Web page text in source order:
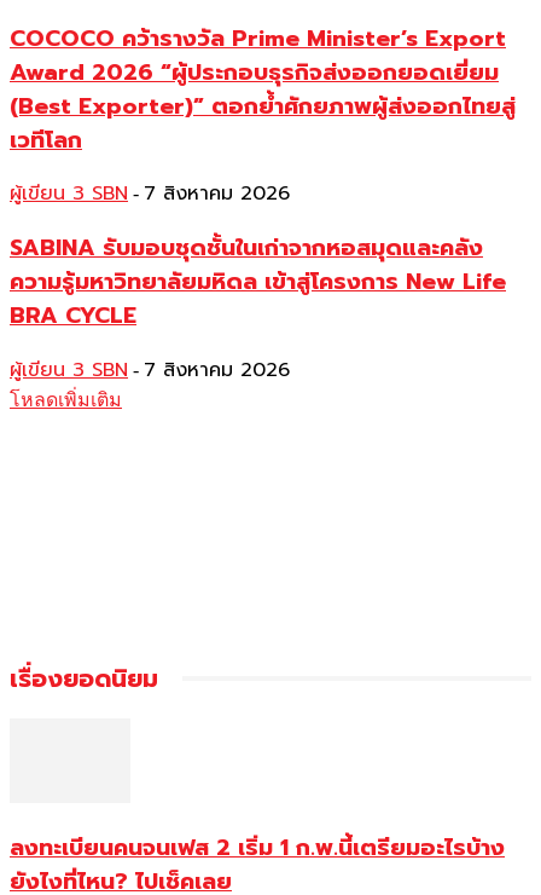
COCOCO คว้ารางวัล Prime Minister’s Export
Award 2026 “ผู้ประกอบธุรกิจส่งออกยอดเยี่ยม
(Best Exporter)” ตอกย้ำศักยภาพผู้ส่งออกไทยสู่
เวทีโลก
ผู้เขียน 3 SBN - 7 สิงหาคม 2026
SABINA รับมอบชุดชั้นในเก่าจากหอสมุดและคลัง
ความรู้มหาวิทยาลัยมหิดล เข้าสู่โครงการ New Life
BRA CYCLE
ผู้เขียน 3 SBN - 7 สิงหาคม 2026
โหลดเพิ่มเติม
เรื่องยอดนิยม
ลงทะเบียนคนจนเฟส 2 เริ่ม 1 ก.พ.นี้เตรียมอะไรบ้าง
ยังไงที่ไหน? ไปเช็คเลย